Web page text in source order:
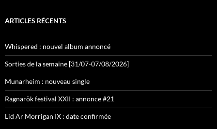
ARTICLES RÉCENTS
Whispered : nouvel album annoncé
Sorties de la semaine [31/07-07/08/2026]
Munarheim : nouveau single
Ragnarök festival XXII : annonce #21
Lid Ar Morrigan IX : date confirmée